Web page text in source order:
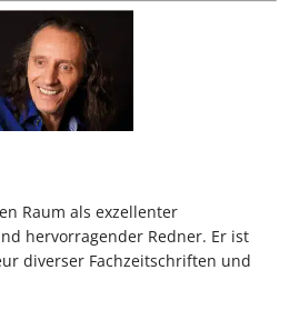
Raum als exzellenter
hervorragender Redner. Er ist
diverser Fachzeitschriften und